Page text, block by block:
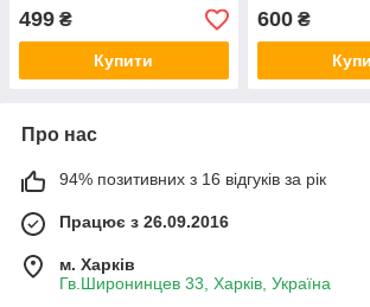
499 ₴
Купити
600₴
Про нас
94% позитивних з 16 відгуків за рік
Працює з 26.09.2016
м. Харків
Гв.Широнинцев 33, Харків, Україна